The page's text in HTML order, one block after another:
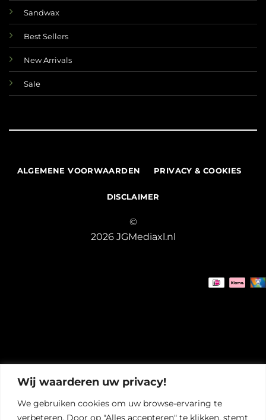
Wij waarderen uw privacy!
We gebruiken cookies om uw browse-ervaring te
verbeteren. Door op "Alles accepteren" te klikken, stemt
Sandwax
Best Sellers
New Arrivals
Sale
ALGEMENE VOORWAARDEN PRIVACY & COOKIES
DISCLAIMER
©
2026 JGMediaxl.nl